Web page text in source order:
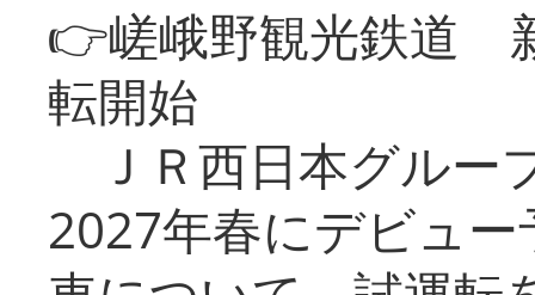
👉嵯峨野観光鉄道
転開始
ＪＲ西日本グルー
2027年春にデビュ